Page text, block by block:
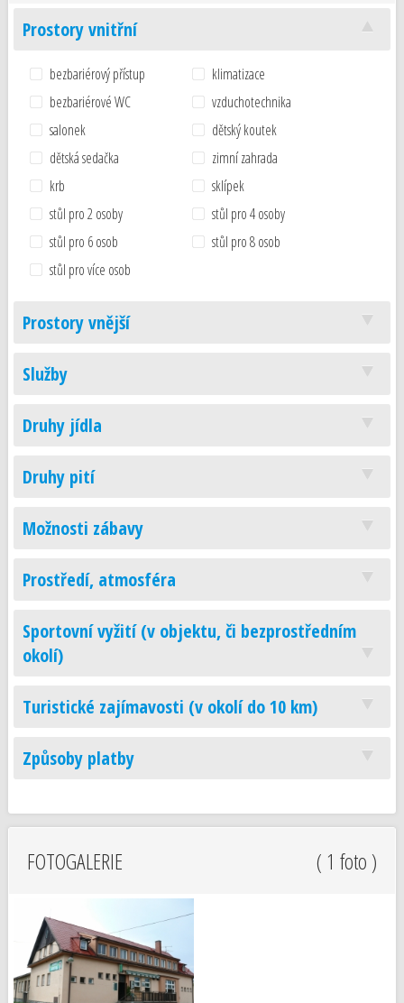
Prostory vnitřní
bezbariérový přístup
klimatizace
bezbariérové WC
vzduchotechnika
salonek
dětský koutek
dětská sedačka
zimní zahrada
krb
sklípek
stůl pro 2 osoby
stůl pro 4 osoby
stůl pro 6 osob
stůl pro 8 osob
stůl pro více osob
Prostory vnější
Služby
Druhy jídla
Druhy pití
Možnosti zábavy
Prostředí, atmosféra
Sportovní vyžití (v objektu, či bezprostředním
okolí)
Turistické zajímavosti (v okolí do 10 km)
Způsoby platby
FOTOGALERIE ( 1 foto )